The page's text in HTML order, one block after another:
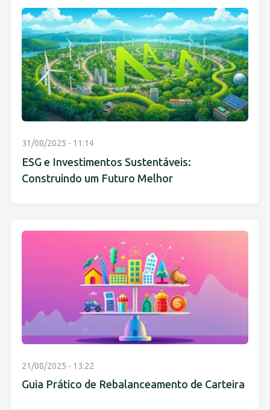
31/08/2025 - 11:14
ESG e Investimentos Sustentáveis:
Construindo um Futuro Melhor
21/08/2025 - 13:22
Guia Prático de Rebalanceamento de Carteira